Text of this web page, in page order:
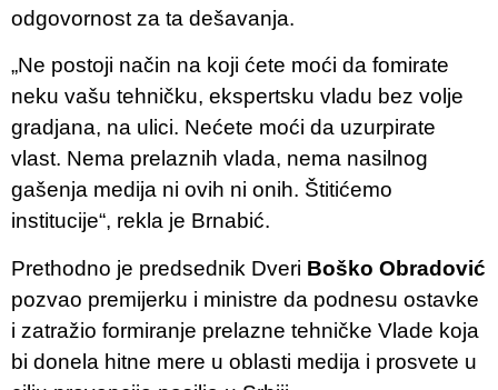
odgovornost za ta dešavanja.
„Ne postoji način na koji ćete moći da fomirate
neku vašu tehničku, ekspertsku vladu bez volje
gradjana, na ulici. Nećete moći da uzurpirate
vlast. Nema prelaznih vlada, nema nasilnog
gašenja medija ni ovih ni onih. Štitićemo
institucije“, rekla je Brnabić.
Prethodno je predsednik Dveri Boško Obradović
pozvao premijerku i ministre da podnesu ostavke
i zatražio formiranje prelazne tehničke Vlade koja
bi donela hitne mere u oblasti medija i prosvete u